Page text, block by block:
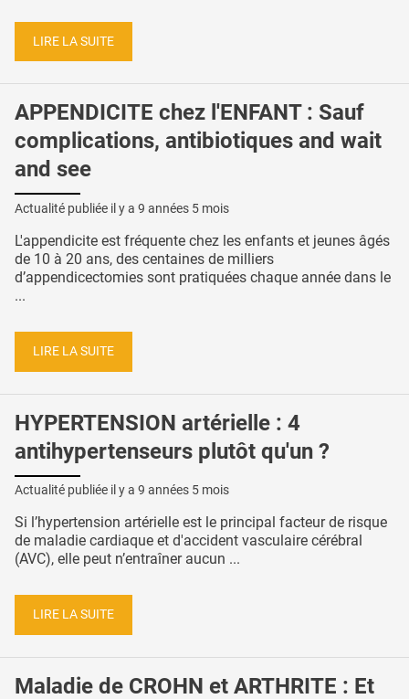
LIRE LA SUITE
APPENDICITE chez l'ENFANT : Sauf
complications, antibiotiques and wait
and see
Actualité publiée il y a 9 années 5 mois
L'appendicite est fréquente chez les enfants et jeunes âgés
de 10 à 20 ans, des centaines de milliers
d’appendicectomies sont pratiquées chaque année dans le
...
LIRE LA SUITE
HYPERTENSION artérielle : 4
antihypertenseurs plutôt qu'un ?
Actualité publiée il y a 9 années 5 mois
Si l’hypertension artérielle est le principal facteur de risque
de maladie cardiaque et d'accident vasculaire cérébral
(AVC), elle peut n’entraîner aucun ...
LIRE LA SUITE
Maladie de CROHN et ARTHRITE : Et